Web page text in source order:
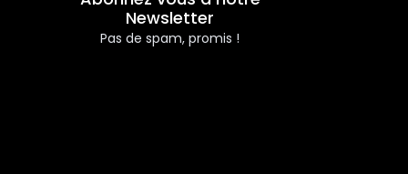
Newsletter
Pas de spam, promis !